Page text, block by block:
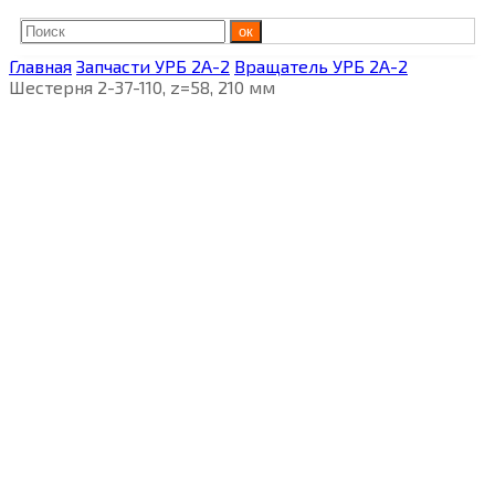
ок
Главная Запчасти УРБ 2А-2 Вращатель УРБ 2А-2
Шестерня 2-37-110, z=58, 210 мм